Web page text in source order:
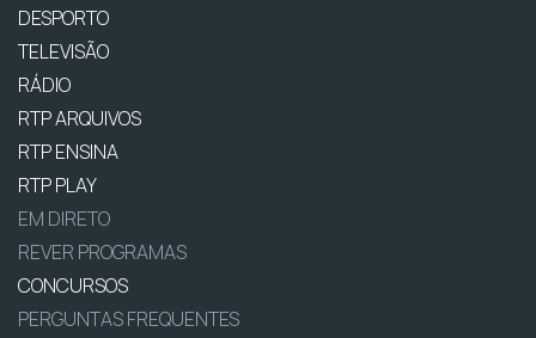
DESPORTO
TELEVISÃO
RÁDIO
RTP ARQUIVOS
RTP ENSINA
RTP PLAY
EM DIRETO
REVER PROGRAMAS
CONCURSOS
PERGUNTAS FREQUENTES